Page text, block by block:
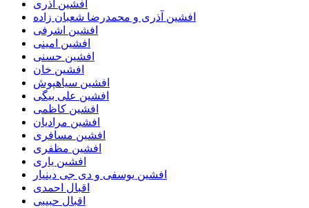
افشین آذری
افشین آذری و محمدرضا شعبان زاده
افشین اشرفی
افشین امینی
افشین حسنی
افشین خان
افشین سیاهپوش
افشین علی بیگی
افشین کاظمی
افشین مرادیان
افشین مسافری
افشین مظفری
افشین یاری
افشین یوسفی و دی جی دینیار
اقبال احمدی
اقبال حبیبی